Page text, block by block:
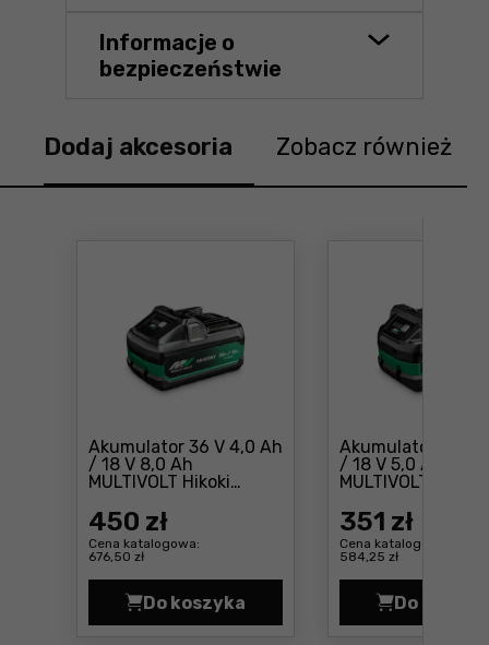
Informacje o
bezpieczeństwie
Dodaj akcesoria Zobacz również
Akumulator 36 V 4,0 Ah
/ 18 V 8,0 Ah
MULTIVOLT Hikoki
450 zł
Cena katalogowa:
676,50 zł
Do koszyka
Akumulator 36 V 4,0 Ah / 18 V 8,0
Akumulator 36 V
/ 18 V 5,0 Ah
MULTIVOLT Hikoki
351 zł
Cena katalogowa:
584,25 zł
Do